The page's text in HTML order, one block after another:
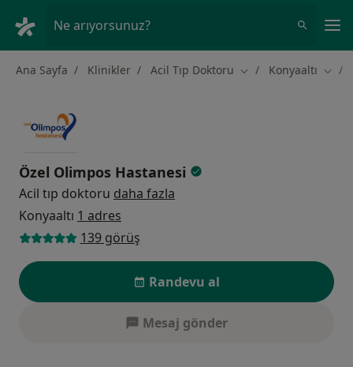
Ne arıyorsunuz?
Ana Sayfa Klinikler Acil Tıp Doktoru Şehir değiştir
Konyaaltı
Özel Olimpos Hastanesi
Acil tıp doktoru daha fazla
Konyaaltı 1 adres
139 görüş
Randevu al
Mesaj gönder